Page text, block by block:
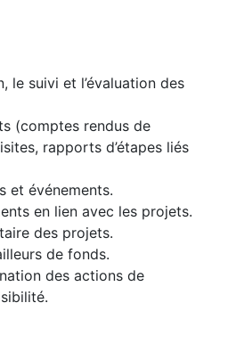
le suivi et l’évaluation des
(comptes rendus de
rapports d’étapes liés
et événements.
en lien avec les projets.
des projets.
de fonds.
des actions de